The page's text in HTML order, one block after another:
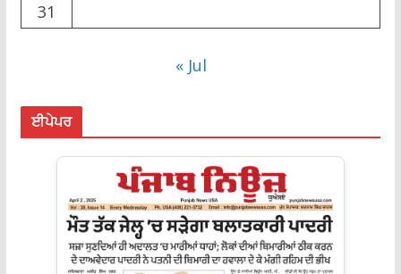
31
« Jul
ਈਪੇਪਰ